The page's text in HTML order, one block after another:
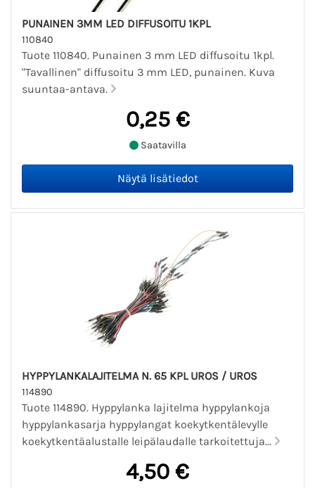
PUNAINEN 3MM LED DIFFUSOITU 1KPL
110840
Tuote 110840. Punainen 3 mm LED diffusoitu 1kpl.
"Tavallinen" diffusoitu 3 mm LED, punainen. Kuva
suuntaa-antava.
0,25 €
Saatavilla
HYPPYLANKALAJITELMA N. 65 KPL UROS / UROS
114890
Tuote 114890. Hyppylanka lajitelma hyppylankoja
hyppylankasarja hyppylangat koekytkentälevylle
koekytkentäalustalle leipälaudalle tarkoitettuja...
4,50 €